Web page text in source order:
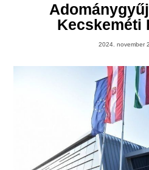
Kecskeméti
2024. november